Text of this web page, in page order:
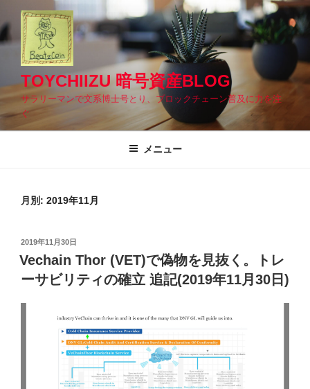
ン
テ
へ
TOYCHIIZU 暗号資産BLOG
サラリーマンで文系博士号とり、ブロックチェーン普及に力を注
ぐ
メニュー
月別: 2019年11月
投
稿
日:
2019年11月30日
Vechain Thor (VET)で偽物を見抜く。トレ
ーサビリティの確立 追記(2019年11月30日)